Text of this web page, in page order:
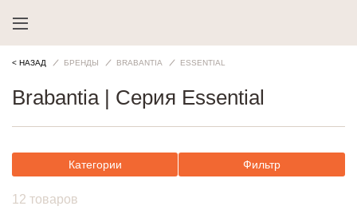
< НАЗАД БРЕНДЫ BRABANTIA ESSENTIAL
Brabantia | Cерия Essential
Категории Фильтр
12 товаров